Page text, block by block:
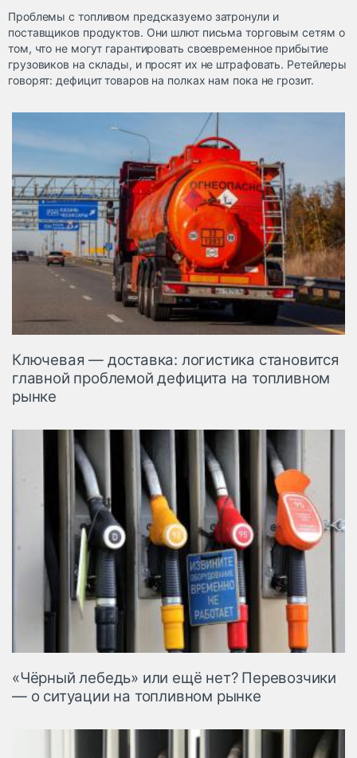
Проблемы с топливом предсказуемо затронули и
поставщиков продуктов. Они шлют письма торговым сетям о
том, что не могут гарантировать своевременное прибытие
грузовиков на склады, и просят их не штрафовать. Ретейлеры
говорят: дефицит товаров на полках нам пока не грозит.
Ключевая — доставка: логистика становится
главной проблемой дефицита на топливном
рынке
«Чёрный лебедь» или ещё нет? Перевозчики
— о ситуации на топливном рынке